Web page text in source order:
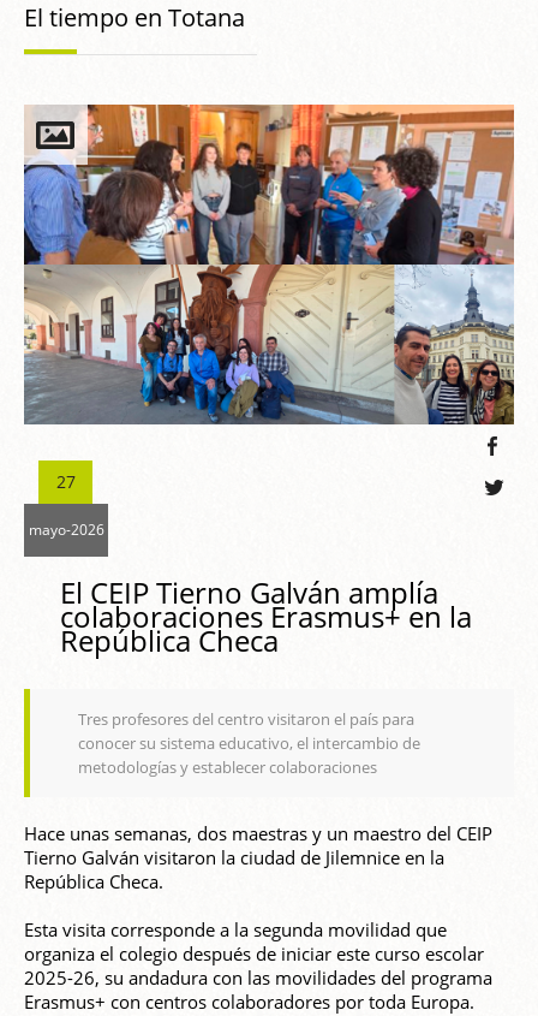
27
mayo-2026
El CEIP Tierno Galván amplía
colaboraciones Erasmus+ en la
República Checa
Tres profesores del centro visitaron el país para
conocer su sistema educativo, el intercambio de
metodologías y establecer colaboraciones
Hace unas semanas, dos maestras y un maestro del CEIP
Tierno Galván visitaron la ciudad de Jilemnice en la
República Checa.
Esta visita corresponde a la segunda movilidad que
organiza el colegio después de iniciar este curso escolar
2025-26, su andadura con las movilidades del programa
Erasmus+ con centros colaboradores por toda Europa.
El tiempo en Totana